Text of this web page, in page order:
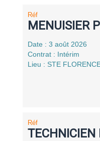
Réf
MENUISIER
Date : 3 août 2026
Contrat : Intérim
Lieu : STE
Réf